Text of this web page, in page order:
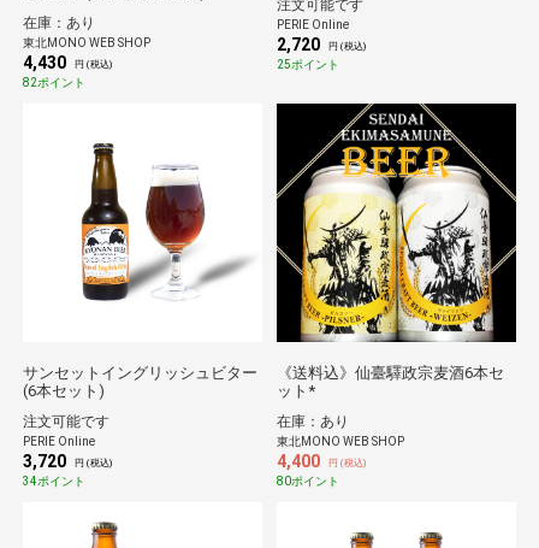
在庫：あり
東北MONO WEB SHOP
4,430 円 (税込)
82ポイント
注文可能です
PERIE Online
2,720 円 (税込)
25ポイント
サンセットイングリッシュビター
(6本セット)
注文可能です
PERIE Online
3,720 円 (税込)
34ポイント
《送料込》仙臺驛政宗麦酒6本セ
ット*
在庫：あり
東北MONO WEB SHOP
4,400 円 (税込)
80ポイント